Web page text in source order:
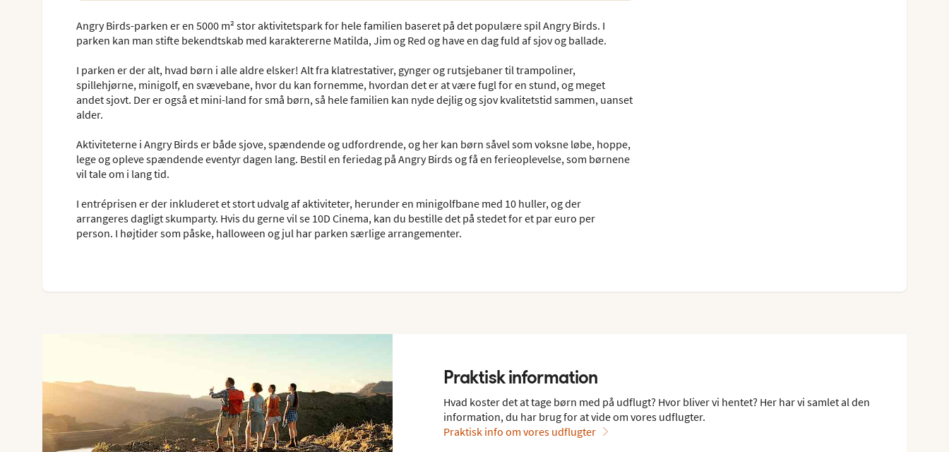
Angry Birds-parken er en 5000 m² stor aktivitetspark for hele familien baseret på det populære spil Angry Birds. I
parken kan man stifte bekendtskab med karaktererne Matilda, Jim og Red og have en dag fuld af sjov og ballade.
I parken er der alt, hvad børn i alle aldre elsker! Alt fra klatrestativer, gynger og rutsjebaner til trampoliner,
spillehjørne, minigolf, en svævebane, hvor du kan fornemme, hvordan det er at være fugl for en stund, og meget
andet sjovt. Der er også et mini-land for små børn, så hele familien kan nyde dejlig og sjov kvalitetstid sammen, uanset
alder.
Aktiviteterne i Angry Birds er både sjove, spændende og udfordrende, og her kan børn såvel som voksne løbe, hoppe,
lege og opleve spændende eventyr dagen lang. Bestil en feriedag på Angry Birds og få en ferieoplevelse, som børnene
vil tale om i lang tid.
I entréprisen er der inkluderet et stort udvalg af aktiviteter, herunder en minigolfbane med 10 huller, og der
arrangeres dagligt skumparty. Hvis du gerne vil se 10D Cinema, kan du bestille det på stedet for et par euro per
person. I højtider som påske, halloween og jul har parken særlige arrangementer.
Praktisk information
Hvad koster det at tage børn med på udflugt? Hvor bliver vi hentet? Her har vi samlet al den
information, du har brug for at vide om vores udflugter.
Praktisk info om vores udflugter